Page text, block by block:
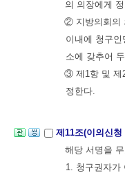
의 의장에게
② 지방의회의
이내에 청구
소에 갖추어
③ 제1항 및 제
정한다.
제11조(이의신
해당 서명을
1. 청구권자가